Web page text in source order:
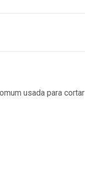
usada para cortar